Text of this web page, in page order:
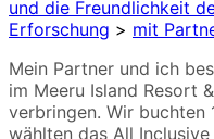
und die Freundlichkeit
Erforschung > mit
Mein Partner und ich
im Meeru Island Resort
verbringen. Wir buchten
wählten das All